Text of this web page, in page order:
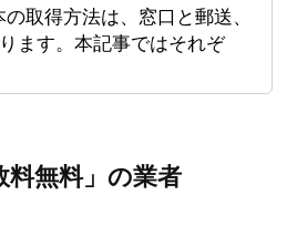
取得方法は、窓口と郵送、
ます。本記事ではそれぞ
料無料」の業者